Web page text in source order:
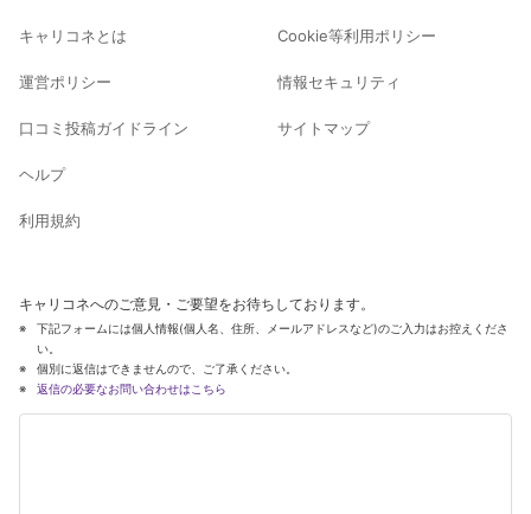
キャリコネとは
運営ポリシー
口コミ投稿ガイドライン
ヘルプ
利用規約
Cookie等利用ポリシー
情報セキュリティ
サイトマップ
キャリコネへのご意見・ご要望をお待ちしております。
下記フォームには個人情報(個人名、住所、メールアドレスなど)のご入力はお控えくださ
い。
個別に返信はできませんので、ご了承ください。
返信の必要なお問い合わせはこちら